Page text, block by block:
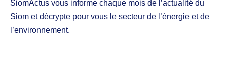
SiomActus vous informe chaque mois de l’actualité du
Siom et décrypte pour vous le secteur de l’énergie et de
l’environnement.